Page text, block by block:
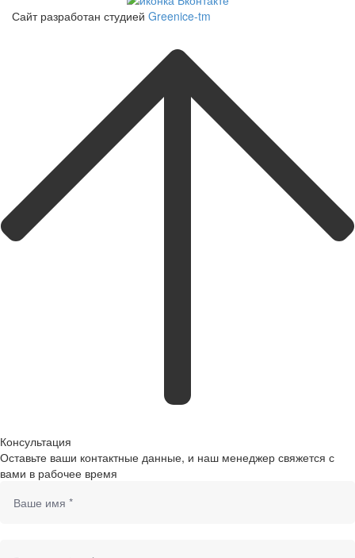
Сайт разработан студией Greenice-tm
Консультация
Оставьте ваши контактные данные, и наш менеджер свяжется с
вами в рабочее время